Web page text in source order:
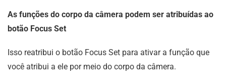
As funções do corpo da câmera podem ser atribuídas ao
botão Focus Set
Isso reatribui o botão Focus Set para ativar a função que
você atribui a ele por meio do corpo da câmera.